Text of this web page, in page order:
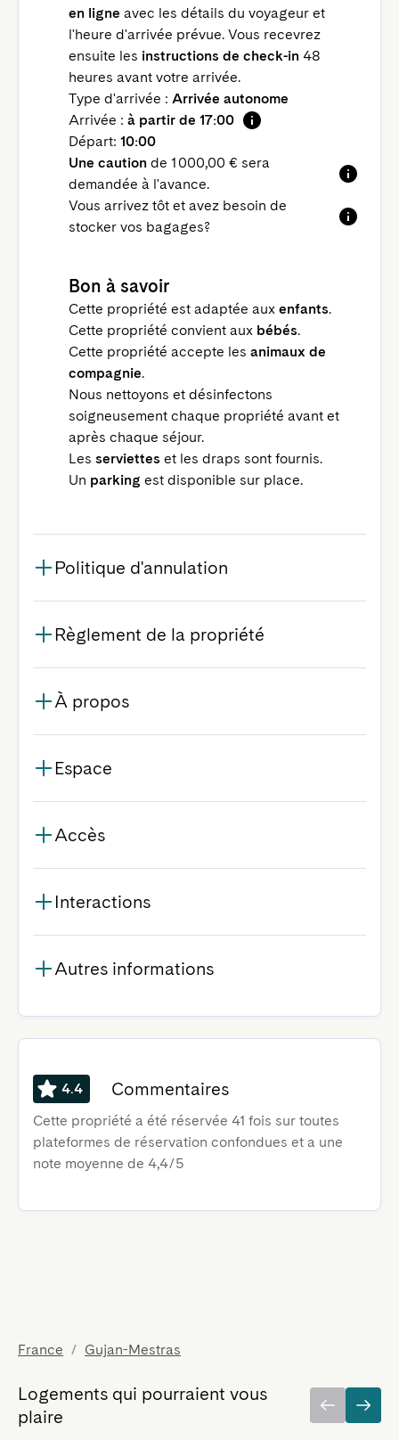
en ligne avec les détails du voyageur et
l'heure d'arrivée prévue. Vous recevrez
ensuite les instructions de check-in 48
heures avant votre arrivée.
Type d'arrivée : Arrivée autonome
Arrivée : à partir de 17:00
Départ: 10:00
Une caution de 1 000,00 € sera
demandée à l'avance.
Vous arrivez tôt et avez besoin de
stocker vos bagages?
Bon à savoir
Cette propriété est adaptée aux enfants.
Cette propriété convient aux bébés.
Cette propriété accepte les animaux de
compagnie.
Nous nettoyons et désinfectons
soigneusement chaque propriété avant et
après chaque séjour.
Les serviettes et les draps sont fournis.
Un parking est disponible sur place.
Politique d'annulation
Règlement de la propriété
À propos
Espace
Accès
Interactions
Autres informations
4.4 Commentaires
Cette propriété a été réservée 41 fois sur toutes
plateformes de réservation confondues et a une
note moyenne de 4,4/5
France / Gujan-Mestras
Logements qui pourraient vous
plaire